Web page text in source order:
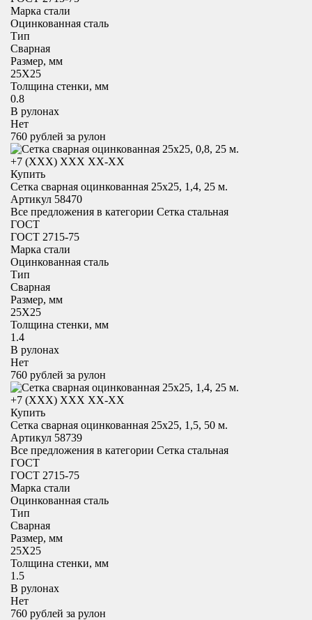
Марка стали
Оцинкованная сталь
Тип
Сварная
Размер, мм
25X25
Толщина стенки, мм
0.8
В рулонах
Нет
760 рублей за рулон
+7 (XXX) ХХХ ХХ-ХХ
Купить
Сетка сварная оцинкованная 25х25, 1,4, 25 м.
Артикул 58470
Все предложения в категории Сетка стальная
ГОСТ
ГОСТ 2715-75
Марка стали
Оцинкованная сталь
Тип
Сварная
Размер, мм
25X25
Толщина стенки, мм
1.4
В рулонах
Нет
760 рублей за рулон
+7 (XXX) ХХХ ХХ-ХХ
Купить
Сетка сварная оцинкованная 25х25, 1,5, 50 м.
Артикул 58739
Все предложения в категории Сетка стальная
ГОСТ
ГОСТ 2715-75
Марка стали
Оцинкованная сталь
Тип
Сварная
Размер, мм
25X25
Толщина стенки, мм
1.5
В рулонах
Нет
760 рублей за рулон